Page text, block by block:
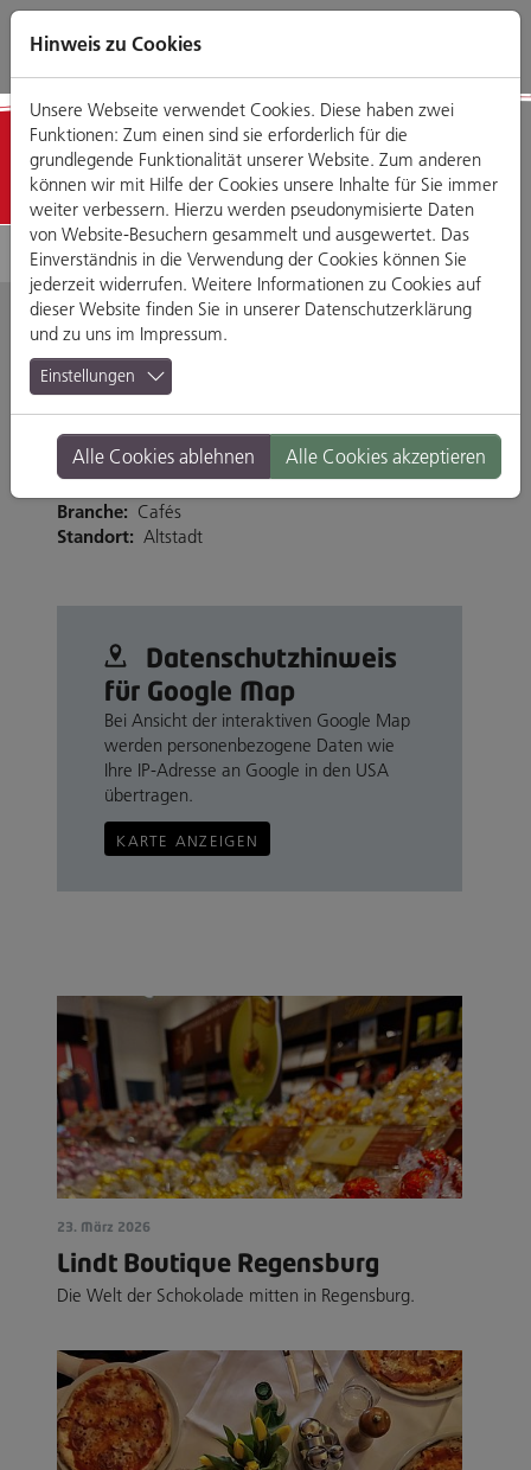
Direkt
zum
Zum
Hauptmenü
Zum
Footermenü
Zur
Website-
Detailansicht
What the Kiosk?
Neupfarrpl. 9, 93047 Regensburg
Tel. 094138225996
https://whatthekiosk.de/
Branche: Cafés
Standort: Altstadt
Datenschutz­hinweis
für Google Map
Bei Ansicht der interaktiven Google Map
werden personenbezogene Daten wie
Ihre IP-Adresse an Google in den USA
übertragen.
KARTE ANZEIGEN
23. März 2026
Lindt Boutique Regensburg
Die Welt der Schokolade mitten in Regensburg.
Hinweis zu Cookies
Unsere Webseite verwendet Cookies. Diese haben zwei
Funktionen: Zum einen sind sie erforderlich für die
grundlegende Funktionalität unserer Website. Zum anderen
können wir mit Hilfe der Cookies unsere Inhalte für Sie immer
weiter verbessern. Hierzu werden pseudonymisierte Daten
von Website-Besuchern gesammelt und ausgewertet. Das
Einverständnis in die Verwendung der Cookies können Sie
jederzeit widerrufen. Weitere Informationen zu Cookies auf
dieser Website finden Sie in unserer Datenschutzerklärung
und zu uns im Impressum.
Einstellungen
Alle Cookies ablehnen Alle Cookies akzeptieren